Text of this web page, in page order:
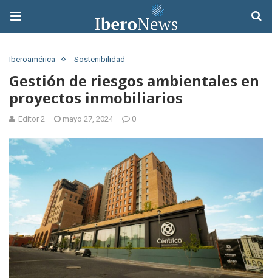
Iberoamérica Sostenibilidad
Gestión de riesgos ambientales en
proyectos inmobiliarios
Editor 2 mayo 27, 2024 0